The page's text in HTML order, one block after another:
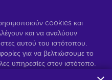
για παιχνίδια
Γραφτείτε συνδρομητής
στιγμή. Επισκεφθείτε την
πληροφορίες.
cookies και
και να αναλύουν
αυτού του ιστότοπου.
για να βελτιώσουμε το
υπηρεσίες στον ιστότοπο.